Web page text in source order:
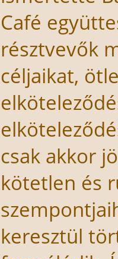
Café
résztvevők
céljaikat,
csak akkor
kötetlen és
keresztül